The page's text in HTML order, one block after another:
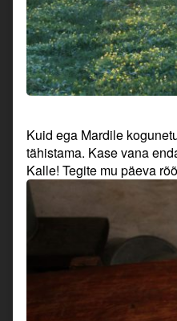
Kuid ega Mardile
tähistama. Kase vana
Kalle! Tegite mu päeva